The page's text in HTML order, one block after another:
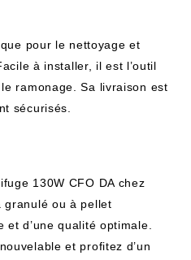
pour le nettoyage et
à installer, il est l’outil
ramonage. Sa livraison est
sécurisés.
130W CFO DA chez
granulé ou à pellet
et d’une qualité optimale.
et profitez d’un